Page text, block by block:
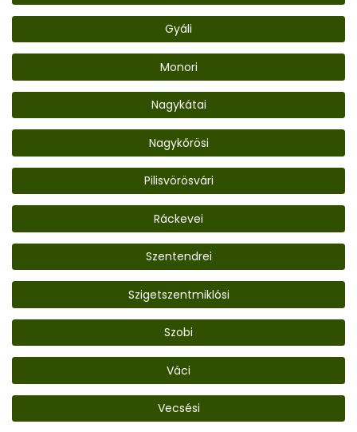
Gyáli
Monori
Nagykátai
Nagykőrösi
Pilisvörösvári
Ráckevei
Szentendrei
Szigetszentmiklósi
Szobi
Váci
Vecsési